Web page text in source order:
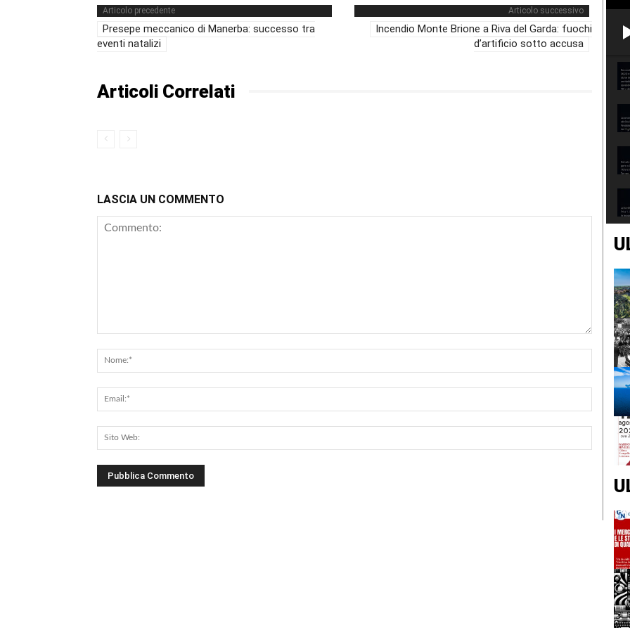
Articolo precedente
Presepe meccanico di Manerba: successo tra
eventi natalizi
Articolo successivo
Incendio Monte Brione a Riva del Garda: fuochi
d’artificio sotto accusa
Articoli Correlati
LASCIA UN COMMENTO
Nome:*
Email:*